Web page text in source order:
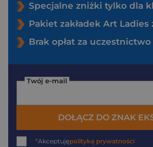
Specjalne zniżki tylko dla
Pakiet zakładek Art Ladies
Brak opłat za uczestnictwo
Twój e-mail
DOŁĄCZ DO ZNAK
*Akceptujępolitykę prywatności